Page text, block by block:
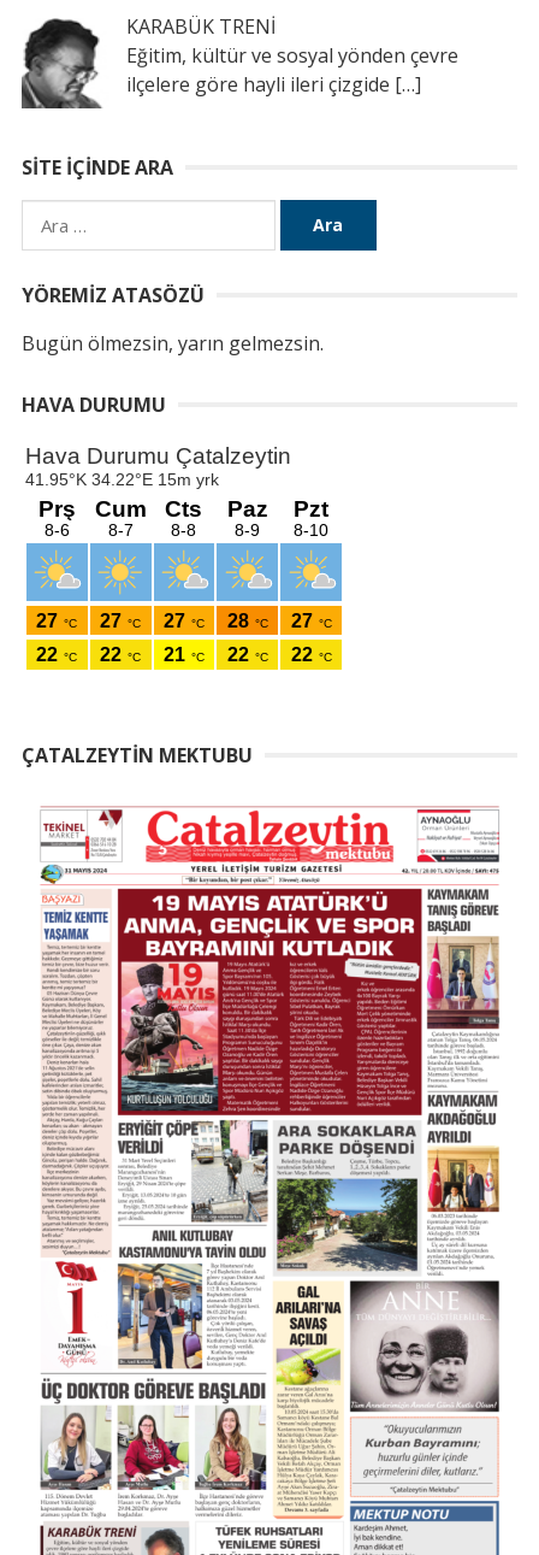
KARABÜK TRENİ
Eğitim, kültür ve sosyal yönden çevre
ilçelere göre hayli ileri çizgide […]
SITE İÇINDE ARA
Arama:
YÖREMIZ ATASÖZÜ
Bugün ölmezsin, yarın gelmezsin.
HAVA DURUMU
ÇATALZEYTIN MEKTUBU